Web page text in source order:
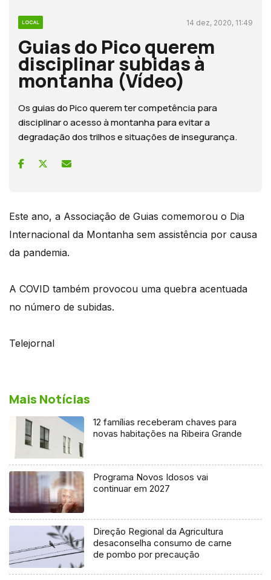
LOCAL 14 dez, 2020, 11:49
Guias do Pico querem
disciplinar subidas à
montanha (Vídeo)
Os guias do Pico querem ter competência para
disciplinar o acesso à montanha para evitar a
degradação dos trilhos e situações de insegurança.
Este ano, a Associação de Guias comemorou o Dia
Internacional da Montanha sem assistência por causa
da pandemia.
A COVID também provocou uma quebra acentuada
no número de subidas.
Telejornal
Mais Notícias
12 famílias receberam chaves para
novas habitações na Ribeira Grande
Programa Novos Idosos vai
continuar em 2027
Direção Regional da Agricultura
desaconselha consumo de carne
de pombo por precaução